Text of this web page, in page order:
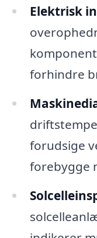
Elektrisk
forhindre
forudsige
forebygge